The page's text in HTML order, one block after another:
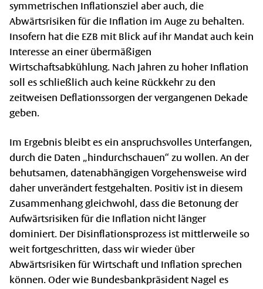
symmetrischen Inflationsziel aber auch, die
Abwärtsrisiken für die Inflation im Auge zu behalten.
Insofern hat die EZB mit Blick auf ihr Mandat auch kein
Interesse an einer übermäßigen
Wirtschaftsabkühlung. Nach Jahren zu hoher Inflation
soll es schließlich auch keine Rückkehr zu den
zeitweisen Deflationssorgen der vergangenen Dekade
geben.
Im Ergebnis bleibt es ein anspruchsvolles Unterfangen,
durch die Daten „hindurchschauen“ zu wollen. An der
behutsamen, datenabhängigen Vorgehensweise wird
daher unverändert festgehalten. Positiv ist in diesem
Zusammenhang gleichwohl, dass die Betonung der
Aufwärtsrisiken für die Inflation nicht länger
dominiert. Der Disinflationsprozess ist mittlerweile so
weit fortgeschritten, dass wir wieder über
Abwärtsrisiken für Wirtschaft und Inflation sprechen
können. Oder wie Bundesbankpräsident Nagel es